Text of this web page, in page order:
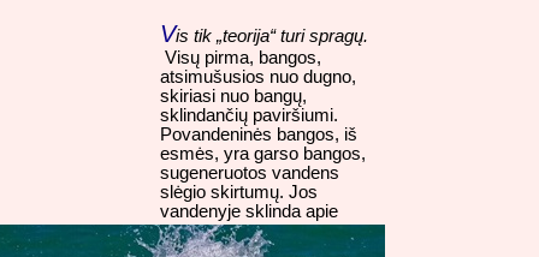
Vis tik „teorija“ turi spragų.
Visų pirma, bangos,
atsimušusios nuo dugno,
skiriasi nuo bangų,
sklindančių paviršiumi.
Povandeninės bangos, iš
esmės, yra garso bangos,
sugeneruotos vandens
slėgio skirtumų. Jos
vandenyje sklinda apie